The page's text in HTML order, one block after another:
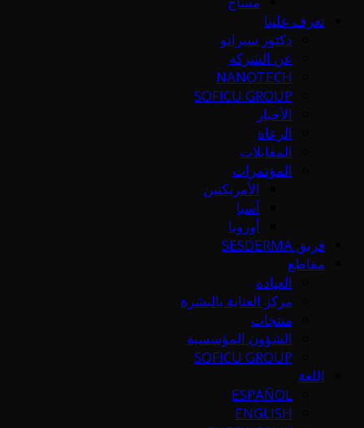
تعرف علينا
دكتور سيرانو
عن الشركة
NANOTECH
SOFICU GROUP
الأخبار
الرعاة
المقابلات
المؤتمرات
الأمريكتين
آسيا
أوروبا
فريق SESDERMA
مقاطع
العيادة
مركز العناية بالبشرة
منتجات
الشؤون المؤسسية
SOFICU GROUP
اللغة
ESPAÑOL
ENGLISH